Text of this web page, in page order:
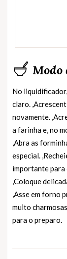
Modo
No
claro.
novamente.
a farinha e, no
,Abra as
especial.
importante para
,Coloque
,Asse em forno
muito
para o preparo.